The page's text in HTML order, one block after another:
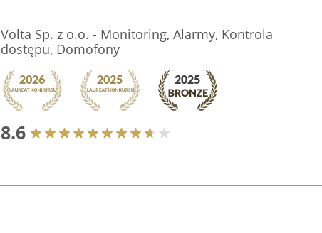
Volta Sp. z o.o. - Monitoring, Alarmy, Kontrola
dostępu, Domofony
8.6